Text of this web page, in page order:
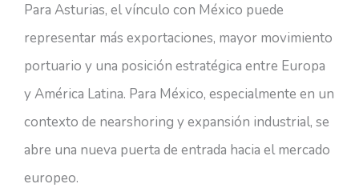
Para Asturias, el vínculo con México puede
representar más exportaciones, mayor movimiento
portuario y una posición estratégica entre Europa
y América Latina. Para México, especialmente en un
contexto de nearshoring y expansión industrial, se
abre una nueva puerta de entrada hacia el mercado
europeo.